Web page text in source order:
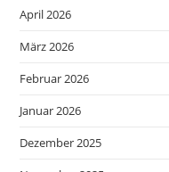
April 2026
März 2026
Februar 2026
Januar 2026
Dezember 2025